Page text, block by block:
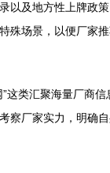
以及地方性上牌政策
场景，以便厂家
类汇聚海量厂
厂家实力，明确